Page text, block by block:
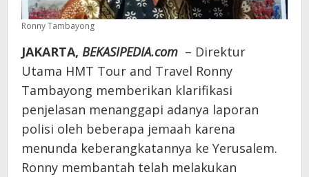
Ronny Tambayong
JAKARTA, BEKASIPEDIA.com – Direktur
Utama HMT Tour and Travel Ronny
Tambayong memberikan klarifikasi
penjelasan menanggapi adanya laporan
polisi oleh beberapa jemaah karena
menunda keberangkatannya ke Yerusalem.
Ronny membantah telah melakukan